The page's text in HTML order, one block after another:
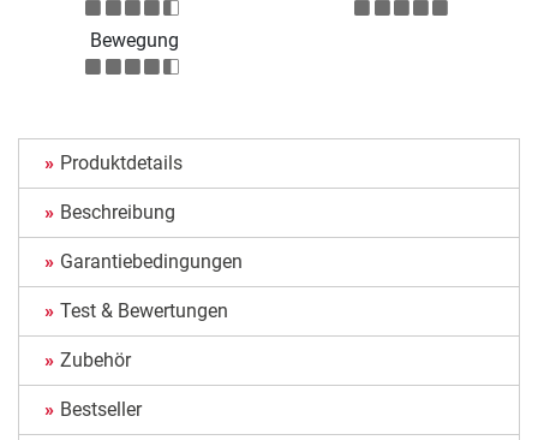
Bewegung
Produktdetails
Beschreibung
Garantiebedingungen
Test & Bewertungen
Zubehör
Bestseller